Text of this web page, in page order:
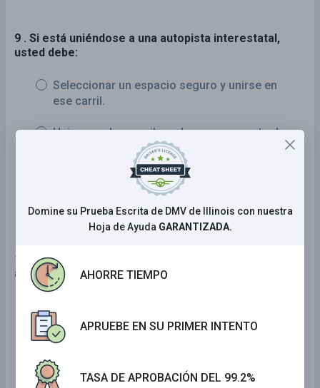
9 . Si está uniéndose a una autopista interestatal,
usted debe:
Seleccionar un espacio seguro y unirse en
ese carril.
Unirse en dos carriles a la vez y aumentar la
Siempre detenerse antes de entrar a la
10 . La regla de los tres segundos ayuda al conductor
a determinar una distancia segura de seguimiento.
FALSO
Domine su Prueba Escrita de DMV de Illinois con nuestra
Hoja de Ayuda GARANTIZADA.
AHORRE TIEMPO
APRUEBE EN SU PRIMER INTENTO
TASA DE APROBACIÓN DEL 99.2%